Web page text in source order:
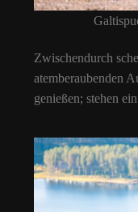
Zwischendurch
atemberaubenden
genießen; stehen